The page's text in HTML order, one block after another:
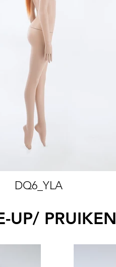
DQ6_YLA
UP/ PRUIKEN